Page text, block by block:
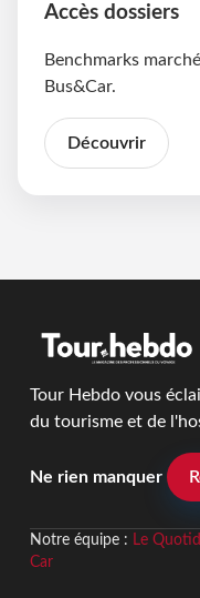
Accès dossiers
Benchmarks
Bus&Car.
Découvrir
Tour Hebdo vous
du tourisme et de
Ne rien manquer
Notre équipe : Le
Car